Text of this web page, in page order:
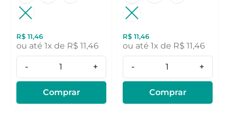
R$ 11,46
ou até 1x de R$ 11,46
- +
Comprar
R$ 11,46
ou até 1x de R$ 11,46
- +
Comprar